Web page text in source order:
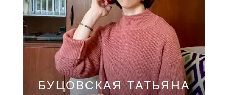
БУЦОВСКАЯ ТАТЬЯНА